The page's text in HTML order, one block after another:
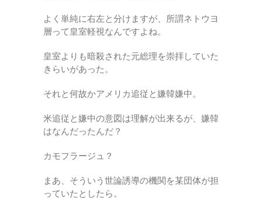
よく単純に右左と分けますが、所謂ネトウヨ
層って皇室軽視なんですよね。
皇室よりも暗殺された元総理を崇拝していた
きらいがあった。
それと何故かアメリカ追従と嫌韓嫌中。
米追従と嫌中の意図は理解が出来るが、嫌韓
はなんだったんだ？
カモフラージュ？
まあ、そういう世論誘導の機関を某団体が担
っていたとしたら。